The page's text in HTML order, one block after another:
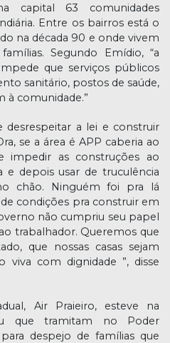
capital 63 comunidades
Entre os bairros está o
na década 90 e onde vivem
Segundo Emídio, “a
que serviços públicos
sanitário, postos de saúde,
à comunidade.”
desrespeitar a lei e construir
se a área é APP caberia ao
impedir as construções ao
e depois usar de truculência
chão. Ninguém foi pra lá
condições pra construir em
não cumpriu seu papel
trabalhador. Queremos que
que nossas casas sejam
viva com dignidade ”, disse
Air Praieiro, esteve na
que tramitam no Poder
despejo de famílias que